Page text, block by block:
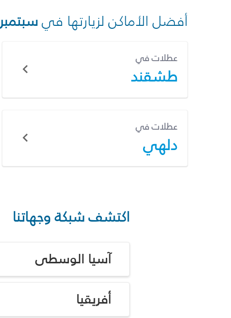
أفضل الأماكن لزيارتها فيسبتمبر
عطلات في
طشقند
عطلات في
دلهي
اكتشف شبكة وجهاتنا
آسيا الوسطى
أفريقيا